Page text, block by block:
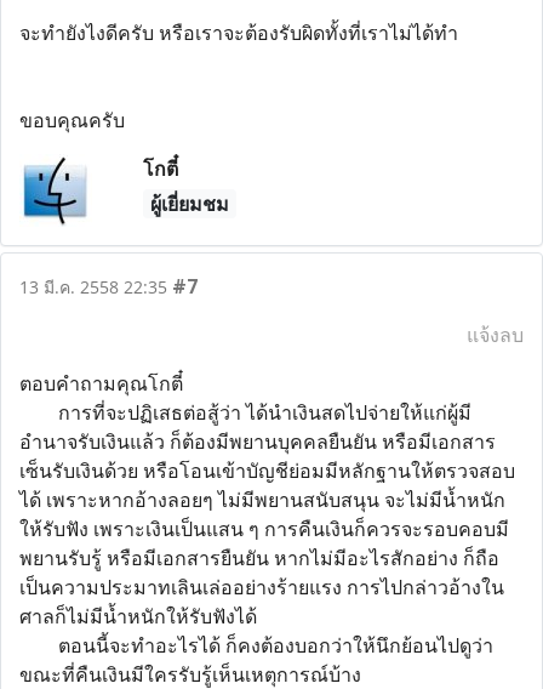
จะทำยังไงดีครับ หรือเราจะต้องรับผิดทั้งที่เราไม่ได้ทำ
ขอบคุณครับ
โกตี๋
ผู้เยี่ยมชม
13 มี.ค. 2558 22:35 #7
แจ้งลบ
ตอบคำถามคุณโกตี๋
การที่จะปฏิเสธต่อสู้ว่า ได้นำเงินสดไปจ่ายให้แก่ผู้มี
อำนาจรับเงินแล้ว ก็ต้องมีพยานบุคคลยืนยัน หรือมีเอกสาร
เซ็นรับเงินด้วย หรือโอนเข้าบัญชีย่อมมีหลักฐานให้ตรวจสอบ
ได้ เพราะหากอ้างลอยๆ ไม่มีพยานสนับสนุน จะไม่มีน้ำหนัก
ให้รับฟัง เพราะเงินเป็นแสน ๆ การคืนเงินก็ควรจะรอบคอบมี
พยานรับรู้ หรือมีเอกสารยืนยัน หากไม่มีอะไรสักอย่าง ก็ถือ
เป็นความประมาทเลินเล่ออย่างร้ายแรง การไปกล่าวอ้างใน
ศาลก็ไม่มีน้ำหนักให้รับฟังได้
ตอนนี้จะทำอะไรได้ ก็คงต้องบอกว่าให้นึกย้อนไปดูว่า
ขณะที่คืนเงินมีใครรับรู้เห็นเหตุการณ์บ้าง